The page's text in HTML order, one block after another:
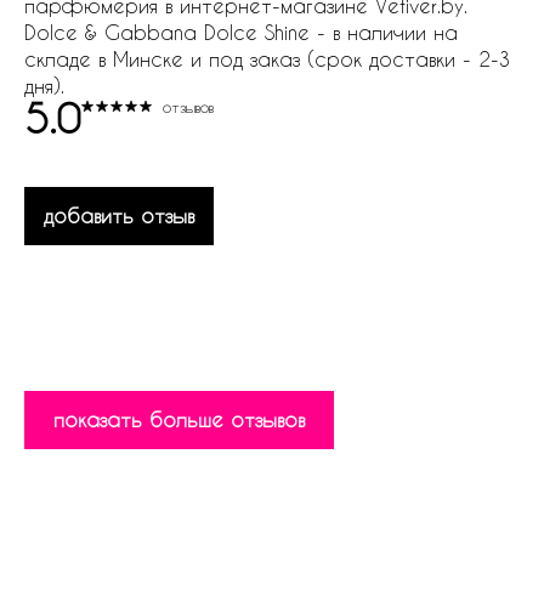
парфюмерия в интернет-магазине Vetiver.by.
Dolce & Gabbana Dolce Shine - в наличии на
складе в Минске и под заказ (срок доставки - 2-3
дня).
5.0 отзывов
добавить отзыв
показать больше отзывов